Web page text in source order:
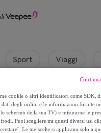
Sport Viaggi
cookie o altri identificatori come SDK,
degli ordini e le informazioni fornite
schermo della tua TV) e misurarne le
Puoi scegliere tra questi diversi usi
Le tue scelte si applicano solo a